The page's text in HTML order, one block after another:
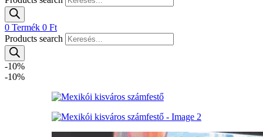
0 Termék 0 Ft
Products search
-10%
-10%